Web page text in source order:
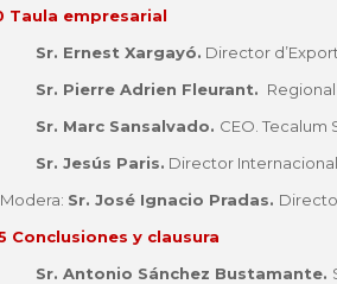
Taula empresarial
Sr. Ernest Xargayó. Director
Sr. Pierre Adrien Fleurant.
Sr. Marc Sansalvado. CEO. Tecalum
Sr. Jesús Paris. Director
Modera: Sr. José Ignacio Pradas.
Conclusiones y clausura
Sr. Antonio Sánchez Bustamante.